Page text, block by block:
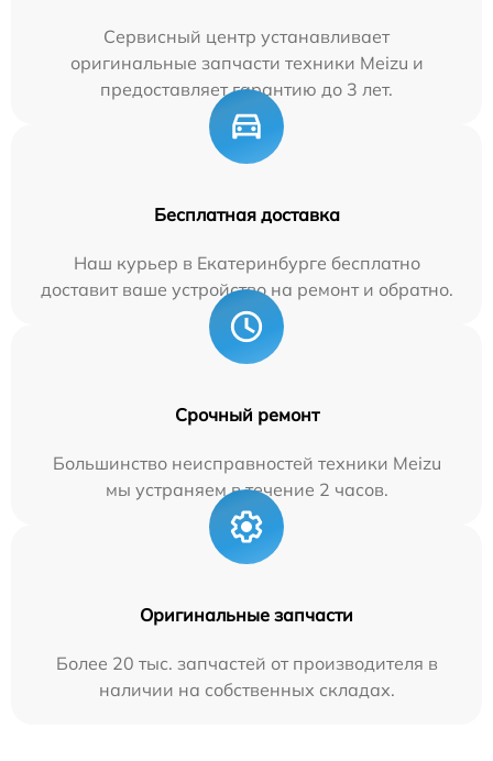
Сервисный центр устанавливает
оригинальные запчасти техники Meizu и
предоставляет гарантию до 3 лет.
Бесплатная доставка
Наш курьер в Екатеринбурге бесплатно
доставит ваше устройство на ремонт и обратно.
Срочный ремонт
Большинство неисправностей техники Meizu
мы устраняем в течение 2 часов.
Оригинальные запчасти
Более 20 тыс. запчастей от производителя в
наличии на собственных складах.